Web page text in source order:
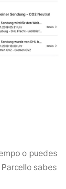
o puedes
sabes